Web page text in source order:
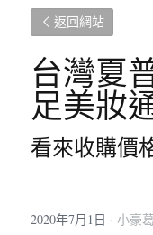
返回網站
台灣夏
足美妝
看來收購價
2020年7月1日 · 小豪